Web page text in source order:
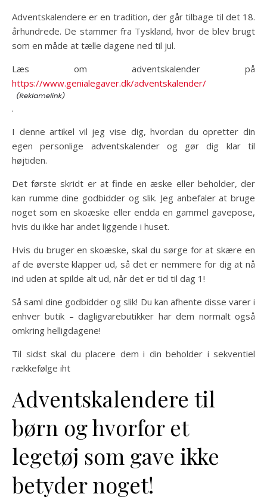
Adventskalendere er en tradition, der går tilbage til det 18.
århundrede. De stammer fra Tyskland, hvor de blev brugt
som en måde at tælle dagene ned til jul.
Læs om adventskalender på
https://www.genialegaver.dk/adventskalender/
.
I denne artikel vil jeg vise dig, hvordan du opretter din
egen personlige adventskalender og gør dig klar til
højtiden.
Det første skridt er at finde en æske eller beholder, der
kan rumme dine godbidder og slik. Jeg anbefaler at bruge
noget som en skoæske eller endda en gammel gavepose,
hvis du ikke har andet liggende i huset.
Hvis du bruger en skoæske, skal du sørge for at skære en
af de øverste klapper ud, så det er nemmere for dig at nå
ind uden at spilde alt ud, når det er tid til dag 1!
Så saml dine godbidder og slik! Du kan afhente disse varer i
enhver butik – dagligvarebutikker har dem normalt også
omkring helligdagene!
Til sidst skal du placere dem i din beholder i sekventiel
rækkefølge iht
Adventskalendere til
børn og hvorfor et
legetøj som gave ikke
betyder noget!